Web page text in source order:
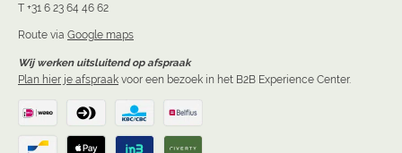
T +31 6 23 64 46 62
Route via Google maps
Wij werken uitsluitend op afspraak
Plan hier je afspraak voor een bezoek in het B2B Experience Center.